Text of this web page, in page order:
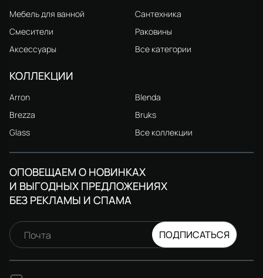
Мебель для ванной
Сантехника
Смесители
Раковины
Аксессуары
Все категории
КОЛЛЕКЦИИ
Arron
Blenda
Brezza
Bruks
Glass
Все коллекции
ОПОВЕЩАЕМ О НОВИНКАХ
И ВЫГОДНЫХ ПРЕДЛОЖЕНИЯХ
БЕЗ РЕКЛАМЫ И СПАМА
Почта ПОДПИСАТЬСЯ